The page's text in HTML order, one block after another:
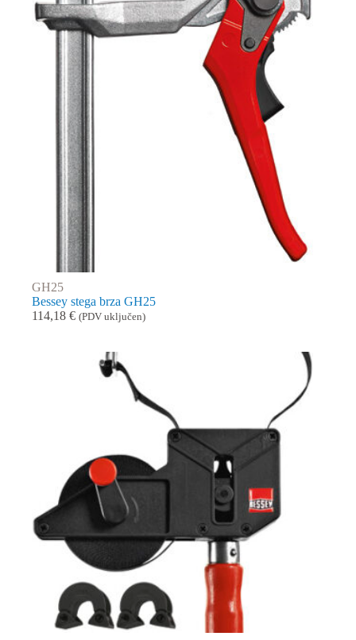
GH25
Bessey stega brza GH25
114,18 € (PDV uključen)